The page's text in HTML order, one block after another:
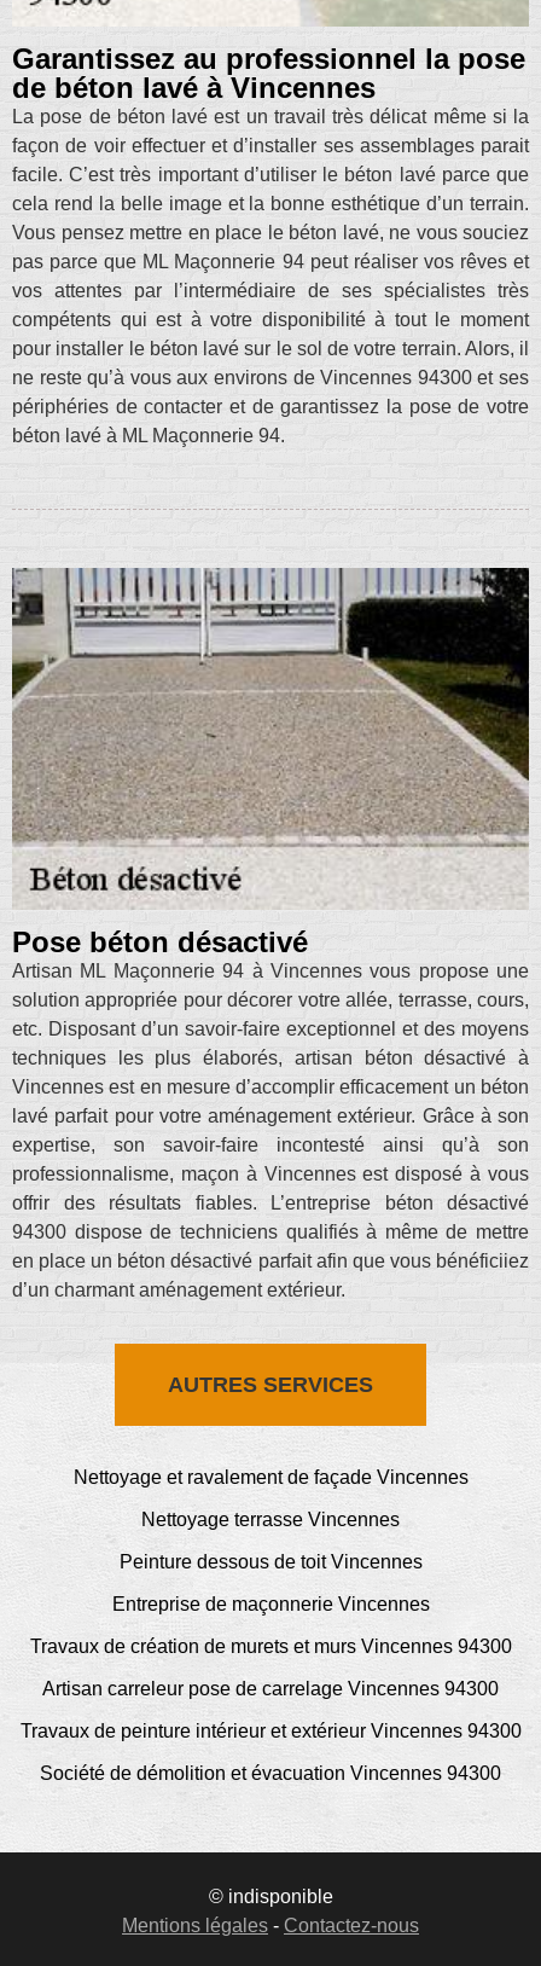
Garantissez au professionnel la pose
de béton lavé à Vincennes
La pose de béton lavé est un travail très délicat même si la
façon de voir effectuer et d’installer ses assemblages parait
facile. C’est très important d’utiliser le béton lavé parce que
cela rend la belle image et la bonne esthétique d’un terrain.
Vous pensez mettre en place le béton lavé, ne vous souciez
pas parce que ML Maçonnerie 94 peut réaliser vos rêves et
vos attentes par l’intermédiaire de ses spécialistes très
compétents qui est à votre disponibilité à tout le moment
pour installer le béton lavé sur le sol de votre terrain. Alors, il
ne reste qu’à vous aux environs de Vincennes 94300 et ses
périphéries de contacter et de garantissez la pose de votre
béton lavé à ML Maçonnerie 94.
Pose béton désactivé
Artisan ML Maçonnerie 94 à Vincennes vous propose une
solution appropriée pour décorer votre allée, terrasse, cours,
etc. Disposant d’un savoir-faire exceptionnel et des moyens
techniques les plus élaborés, artisan béton désactivé à
Vincennes est en mesure d’accomplir efficacement un béton
lavé parfait pour votre aménagement extérieur. Grâce à son
expertise, son savoir-faire incontesté ainsi qu’à son
professionnalisme, maçon à Vincennes est disposé à vous
offrir des résultats fiables. L’entreprise béton désactivé
94300 dispose de techniciens qualifiés à même de mettre
en place un béton désactivé parfait afin que vous bénéficiiez
d’un charmant aménagement extérieur.
AUTRES SERVICES
Nettoyage et ravalement de façade Vincennes
Nettoyage terrasse Vincennes
Peinture dessous de toit Vincennes
Entreprise de maçonnerie Vincennes
Travaux de création de murets et murs Vincennes 94300
Artisan carreleur pose de carrelage Vincennes 94300
Travaux de peinture intérieur et extérieur Vincennes 94300
Société de démolition et évacuation Vincennes 94300
© indisponible
Mentions légales - Contactez-nous